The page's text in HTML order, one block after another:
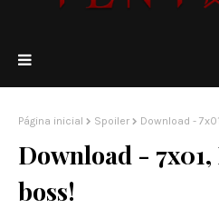
Página inicial Spoiler Download -
Download - 7x01,
boss!